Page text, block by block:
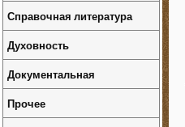
Справочная литература
Духовность
Документальная
Прочее